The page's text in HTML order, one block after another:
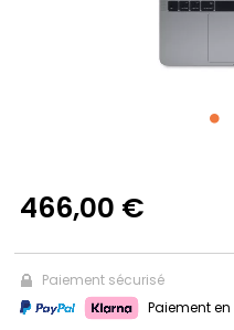
466,00 €
Paiement sécurisé
Paiement en
FR